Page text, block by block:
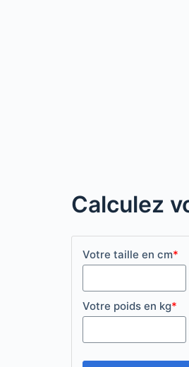
Calculez
Votre taille en cm*
Votre poids en kg*